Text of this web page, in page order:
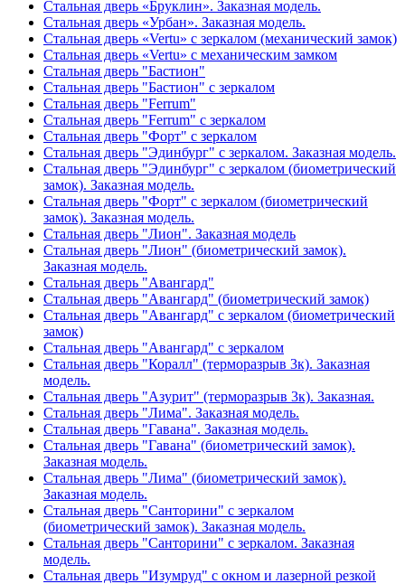
Стальная дверь «Бруклин». Заказная модель.
Стальная дверь «Урбан». Заказная модель.
Стальная дверь «Vertu» с зеркалом (механический замок)
Стальная дверь «Vertu» с механическим замком
Стальная дверь "Бастион"
Стальная дверь "Бастион" с зеркалом
Стальная дверь "Ferrum"
Стальная дверь "Ferrum" с зеркалом
Стальная дверь "Форт" с зеркалом
Стальная дверь "Эдинбург" с зеркалом. Заказная модель.
Стальная дверь "Эдинбург" с зеркалом (биометрический
замок). Заказная модель.
Стальная дверь "Форт" с зеркалом (биометрический
замок). Заказная модель.
Стальная дверь "Лион". Заказная модель
Стальная дверь "Лион" (биометрический замок).
Заказная модель.
Стальная дверь "Авангард"
Стальная дверь "Авангард" (биометрический замок)
Стальная дверь "Авангард" с зеркалом (биометрический
замок)
Стальная дверь "Авангард" с зеркалом
Стальная дверь "Коралл" (терморазрыв 3к). Заказная
модель.
Стальная дверь "Азурит" (терморазрыв 3к). Заказная.
Стальная дверь "Лима". Заказная модель.
Стальная дверь "Гавана". Заказная модель.
Стальная дверь "Гавана" (биометрический замок).
Заказная модель.
Стальная дверь "Лима" (биометрический замок).
Заказная модель.
Стальная дверь "Санторини" с зеркалом
(биометрический замок). Заказная модель.
Стальная дверь "Санторини" с зеркалом. Заказная
модель.
Стальная дверь "Изумруд" с окном и лазерной резкой